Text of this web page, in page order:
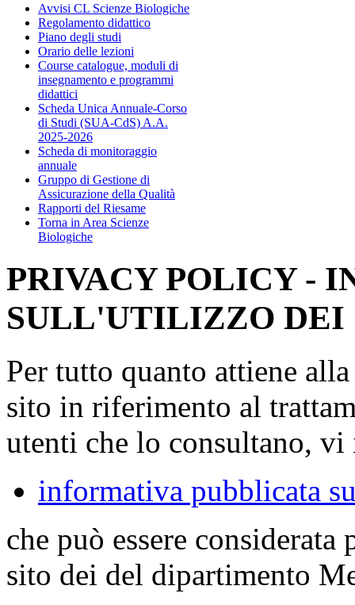
Avvisi CL Scienze Biologiche
Regolamento didattico
Piano degli studi
Orario delle lezioni
Course catalogue, moduli di
insegnamento e programmi
didattici
Scheda Unica Annuale-Corso
di Studi (SUA-CdS) A.A.
2025-2026
Scheda di monitoraggio
annuale
Gruppo di Gestione di
Assicurazione della Qualità
Rapporti del Riesame
Torna in Area Scienze
Biologiche
PRIVACY POLICY -
SULL'UTILIZZO DEI
Per tutto quanto attiene
sito in riferimento al
utenti che lo consultano,
informativa pubblicata
che può essere
sito dei del dipartimento